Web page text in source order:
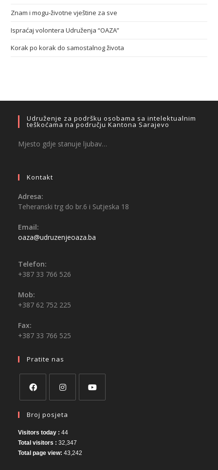
Znam i mogu-životne vještine za sve
Ispraćaj volontera Udruženja “OAZA”
Korak po korak do samostalnog života
Udruženje za podršku osobama sa intelektualnim
teškoćama na području Kantona Sarajevo
Mjesto gdje stanuje ljubav…
Kontakt
Adresa:
Teheranski trg do br.6 i Sutjeska 18
Email:
oaza@udruzenjeoaza.ba
Telefon:
+387 33 766 526
Mob:
+387 62 752 225
Fax:
+387 33 766 525
Pratite nas
Broj posjeta
Visitors today :44
Total visitors :32,347
Total page view:43,242